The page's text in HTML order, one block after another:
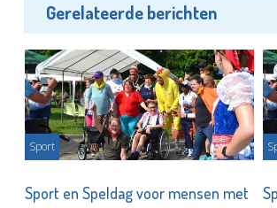
Gerelateerde berichten
Sport
Sport en Speldag voor mensen met